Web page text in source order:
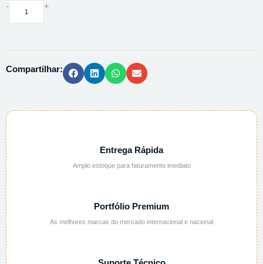
-
PINCA
ABERT.
+
Compartilhar:
Entrega Rápida
Amplo estoque para faturamento imediato
Portfólio Premium
As melhores marcas do mercado internacional e nacional